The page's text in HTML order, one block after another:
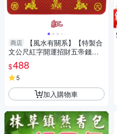
商店
【風水有關系】【特製合
文公尺紅字開運招財五帝錢地
墊 化煞 陽宅開運紅地墊】開光
$488
5
加入購物車